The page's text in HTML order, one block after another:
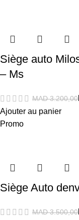
Siège auto
– Ms
MAD
Ajouter au panier
Promo
Siège Auto
MAD